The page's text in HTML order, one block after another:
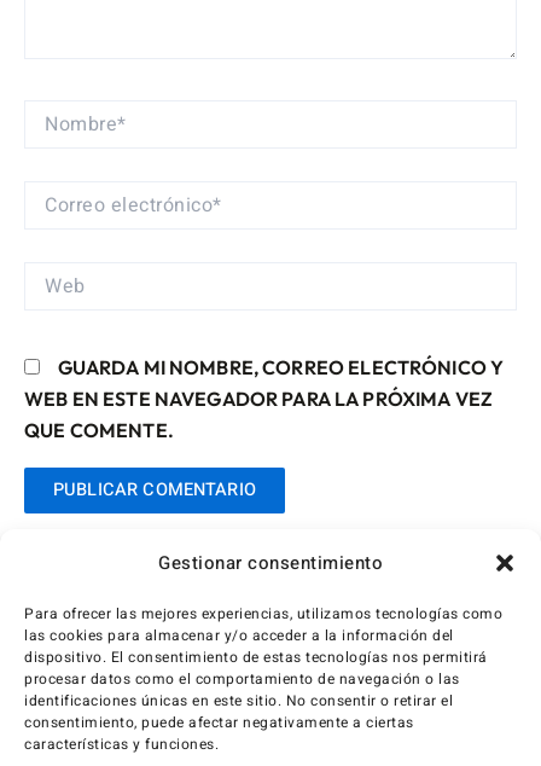
Gestionar consentimiento
Para ofrecer las mejores experiencias, utilizamos tecnologías como
las cookies para almacenar y/o acceder a la información del
dispositivo. El consentimiento de estas tecnologías nos permitirá
procesar datos como el comportamiento de navegación o las
identificaciones únicas en este sitio. No consentir o retirar el
consentimiento, puede afectar negativamente a ciertas
características y funciones.
NOMBRE*
CORREO
WEB
GUARDA MI NOMBRE, CORREO ELECTRÓNICO Y
WEB EN ESTE NAVEGADOR PARA LA PRÓXIMA VEZ
QUE COMENTE.